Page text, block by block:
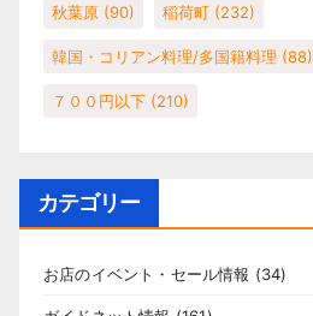
秋葉原 (90) 稲荷町 (232)
韓国・コリアン料理/多国籍料理 (88)
７００円以下 (210)
カテゴリー
お店のイベント・セール情報 (34)